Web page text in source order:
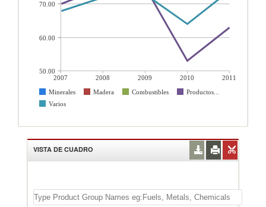
2007 2008 2009 2010
2011
Minerales
Madera Combustibles
Productos...
Varios
70.00
60.00
50.00
VISTA DE CUADRO